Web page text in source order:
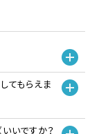
てもらえま
いですか？